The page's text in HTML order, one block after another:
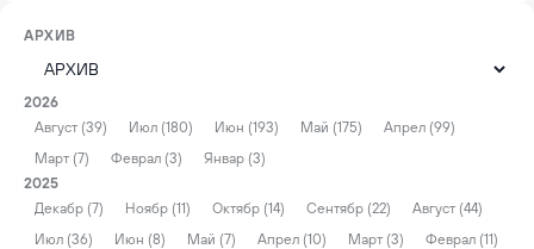
АРХИВ
2026
Август (39)
Июл (180) Июн (193) Май (175)
Апрел (99)
Март (7)
Феврал (3)
Январ (3)
2025
Декабр (7)
Ноябр (11) Октябр (14) Сентябр (22)
Август (44)
Июл (36)
Июн (8) Май (7) Апрел (10) Март (3) Феврал (11)